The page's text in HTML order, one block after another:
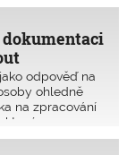
okraji města
při nové
obce
požadavky
zdraví
každého
odpověď na
ohledně
na zpracování
prací,